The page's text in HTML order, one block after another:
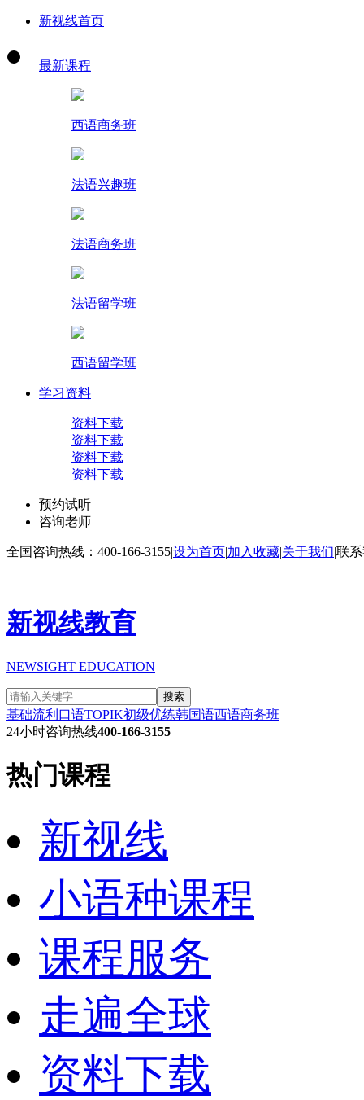
新视线首页
最新课程
西语商务班
法语兴趣班
法语商务班
法语留学班
西语留学班
学习资料
资料下载
资料下载
资料下载
资料下载
预约试听
咨询老师
全国咨询热线：400-166-3155|设为首页|加入收藏|关于我们|联
新视线教育
NEWSIGHT EDUCATION
搜索
基础流利口语TOPIK初级优练韩国语西语商务班
24小时咨询热线400-166-3155
热门课程
新视线
小语种课程
课程服务
走遍全球
资料下载